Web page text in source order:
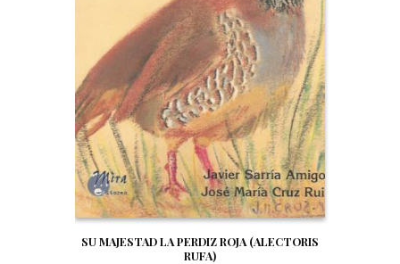
SU MAJESTAD LA PERDIZ ROJA (ALECTORIS
RUFA)